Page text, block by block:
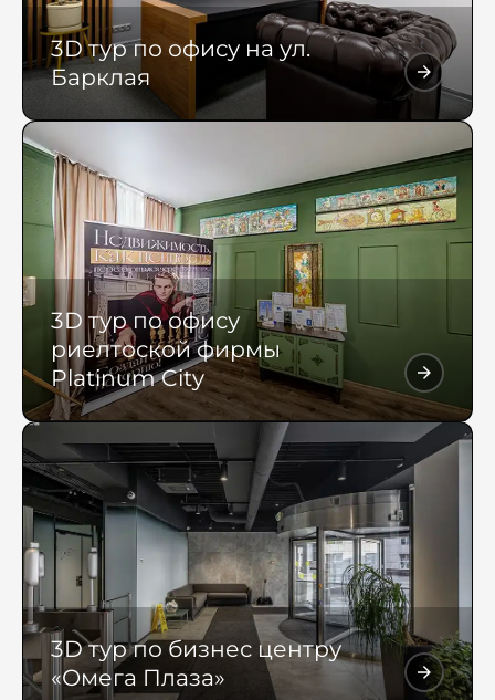
3D тур по офису на ул.
Барклая
3D тур по офису
риелтоской фирмы
Platinum City
3D тур по бизнес центру
«Омега Плаза»